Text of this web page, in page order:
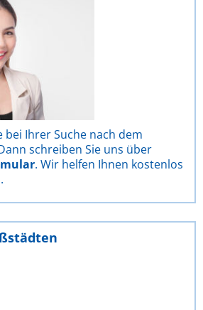
bei Ihrer Suche nach dem
schreiben Sie uns über
. Wir helfen Ihnen kostenlos